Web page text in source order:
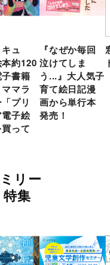
キュ
約120
書籍
マラ
プリ
子絵
って
『なぜか毎回
泣けてしま
う...』大人気子
育て絵日記漫
画から単行本
発売！
リー
集